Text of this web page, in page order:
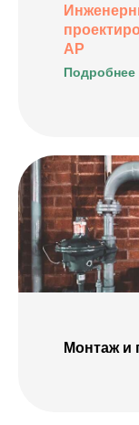
АР
Подробнее
Монтаж и